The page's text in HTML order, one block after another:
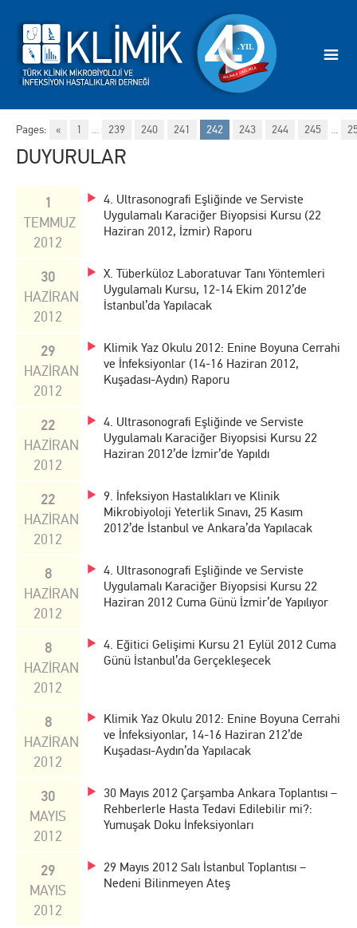
DUYURULAR
1
TEMMUZ
2012
4. Ultrasonografi Eşliğinde ve Serviste
Uygulamalı Karaciğer Biyopsisi Kursu (22
Haziran 2012, İzmir) Raporu
30
HAZİRAN
2012
X. Tüberküloz Laboratuvar Tanı Yöntemleri
Uygulamalı Kursu, 12-14 Ekim 2012’de
İstanbul’da Yapılacak
29
HAZİRAN
2012
Klimik Yaz Okulu 2012: Enine Boyuna Cerrahi
ve İnfeksiyonlar (14-16 Haziran 2012,
Kuşadası-Aydın) Raporu
22
HAZİRAN
2012
4. Ultrasonografi Eşliğinde ve Serviste
Uygulamalı Karaciğer Biyopsisi Kursu 22
Haziran 2012’de İzmir’de Yapıldı
22
HAZİRAN
2012
9. İnfeksiyon Hastalıkları ve Klinik
Mikrobiyoloji Yeterlik Sınavı, 25 Kasım
2012’de İstanbul ve Ankara’da Yapılacak
8
HAZİRAN
2012
4. Ultrasonografi Eşliğinde ve Serviste
Uygulamalı Karaciğer Biyopsisi Kursu 22
Haziran 2012 Cuma Günü İzmir’de Yapılıyor
8
HAZİRAN
2012
4. Eğitici Gelişimi Kursu 21 Eylül 2012 Cuma
Günü İstanbul’da Gerçekleşecek
8
HAZİRAN
2012
Klimik Yaz Okulu 2012: Enine Boyuna Cerrahi
ve İnfeksiyonlar, 14-16 Haziran 212’de
Kuşadası-Aydın’da Yapılacak
30
MAYIS
2012
30 Mayıs 2012 Çarşamba Ankara Toplantısı –
Rehberlerle Hasta Tedavi Edilebilir mi?:
Yumuşak Doku İnfeksiyonları
29
MAYIS
2012
29 Mayıs 2012 Salı İstanbul Toplantısı –
Nedeni Bilinmeyen Ateş
Pages: « 1 ... 239 240 241 242 243 244 245 ...